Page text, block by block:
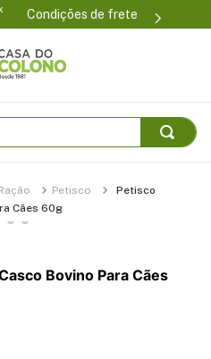
Condições de frete
Petisco
Petisco
Cães 60g
Bovino Para Cães